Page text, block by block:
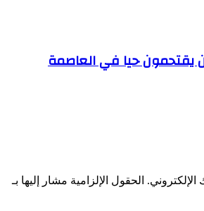
يقتحمون حيا في العاصمة
الحقول الإلزامية مشار إليها بـ